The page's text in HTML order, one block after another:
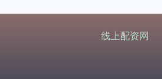
线上配资网